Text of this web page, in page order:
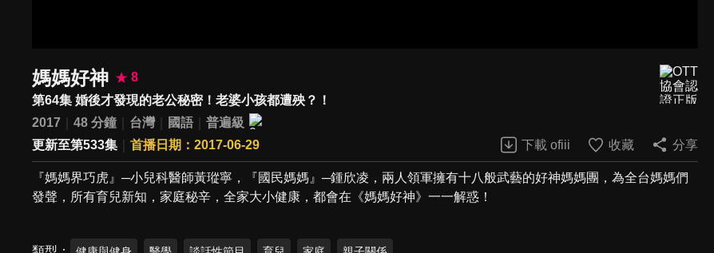
媽媽好神
8
第64集 婚後才發現的老公秘密！老婆小孩都遭殃？！
2017
48 分鐘 台灣 國語
普遍級
更新至第533集
首播日期：2017-06-29 下載 ofiii 收藏 分享
『媽媽界巧虎』─小兒科醫師黃瑽寧，『國民媽媽』─鍾欣凌，兩人領軍擁有十八般武藝的好神媽媽團，為全台媽媽們
發聲，所有育兒新知，家庭秘辛，全家大小健康，都會在《媽媽好神》一一解惑！